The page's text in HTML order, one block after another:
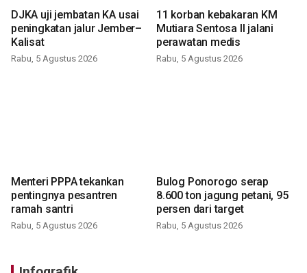
DJKA uji jembatan KA usai
peningkatan jalur Jember–
Kalisat
Rabu, 5 Agustus 2026
11 korban kebakaran KM
Mutiara Sentosa II jalani
perawatan medis
Rabu, 5 Agustus 2026
Menteri PPPA tekankan
pentingnya pesantren
ramah santri
Rabu, 5 Agustus 2026
Bulog Ponorogo serap
8.600 ton jagung petani, 95
persen dari target
Rabu, 5 Agustus 2026